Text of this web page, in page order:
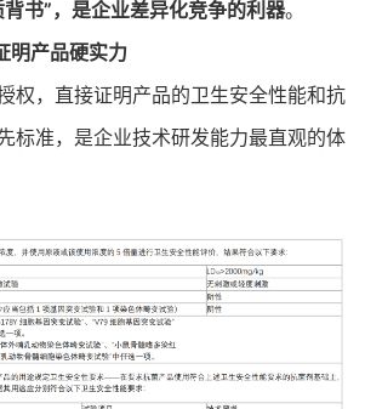
书”，是企业差异化竞争的利器。
明产品硬实力
权，直接证明产品的卫生安全性能和抗
标准，是企业技术研发能力最直观的体